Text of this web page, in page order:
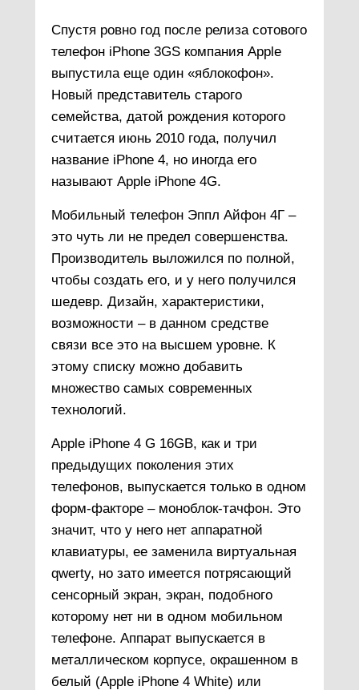
Спустя ровно год после релиза сотового
телефон iPhone 3GS компания Apple
выпустила еще один «яблокофон».
Новый представитель старого
семейства, датой рождения которого
считается июнь 2010 года, получил
название iPhone 4, но иногда его
называют Apple iPhone 4G.
Мобильный телефон Эппл Айфон 4Г –
это чуть ли не предел совершенства.
Производитель выложился по полной,
чтобы создать его, и у него получился
шедевр. Дизайн, характеристики,
возможности – в данном средстве
связи все это на высшем уровне. К
этому списку можно добавить
множество самых современных
технологий.
Apple iPhone 4 G 16GB, как и три
предыдущих поколения этих
телефонов, выпускается только в одном
форм-факторе – моноблок-тачфон. Это
значит, что у него нет аппаратной
клавиатуры, ее заменила виртуальная
qwerty, но зато имеется потрясающий
сенсорный экран, экран, подобного
которому нет ни в одном мобильном
телефоне. Аппарат выпускается в
металлическом корпусе, окрашенном в
белый (Apple iPhone 4 White) или